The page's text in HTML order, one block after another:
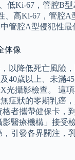
低Ki-67，管腔B
、高Ki-67，管腔A
管腔A型侵犯性最
体像
以降低死亡風險
40歲以上、未滿
光攝影檢查。 這
症狀的零期乳癌
者攜帶健保卡，
醫療機構」接受
，引發各界關注，